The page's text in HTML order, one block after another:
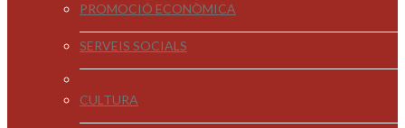
PROMOCIÓ ECONÒMICA
SERVEIS SOCIALS
CULTURA